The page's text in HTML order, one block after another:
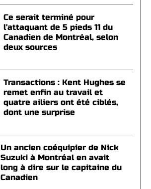
Ce serait terminé pour
l'attaquant de 5 pieds 11 du
Canadien de Montréal, selon
deux sources
Transactions : Kent Hughes se
remet enfin au travail et
quatre ailiers ont été ciblés,
dont une surprise
Un ancien coéquipier de Nick
Suzuki à Montréal en avait
long à dire sur le capitaine du
Canadien